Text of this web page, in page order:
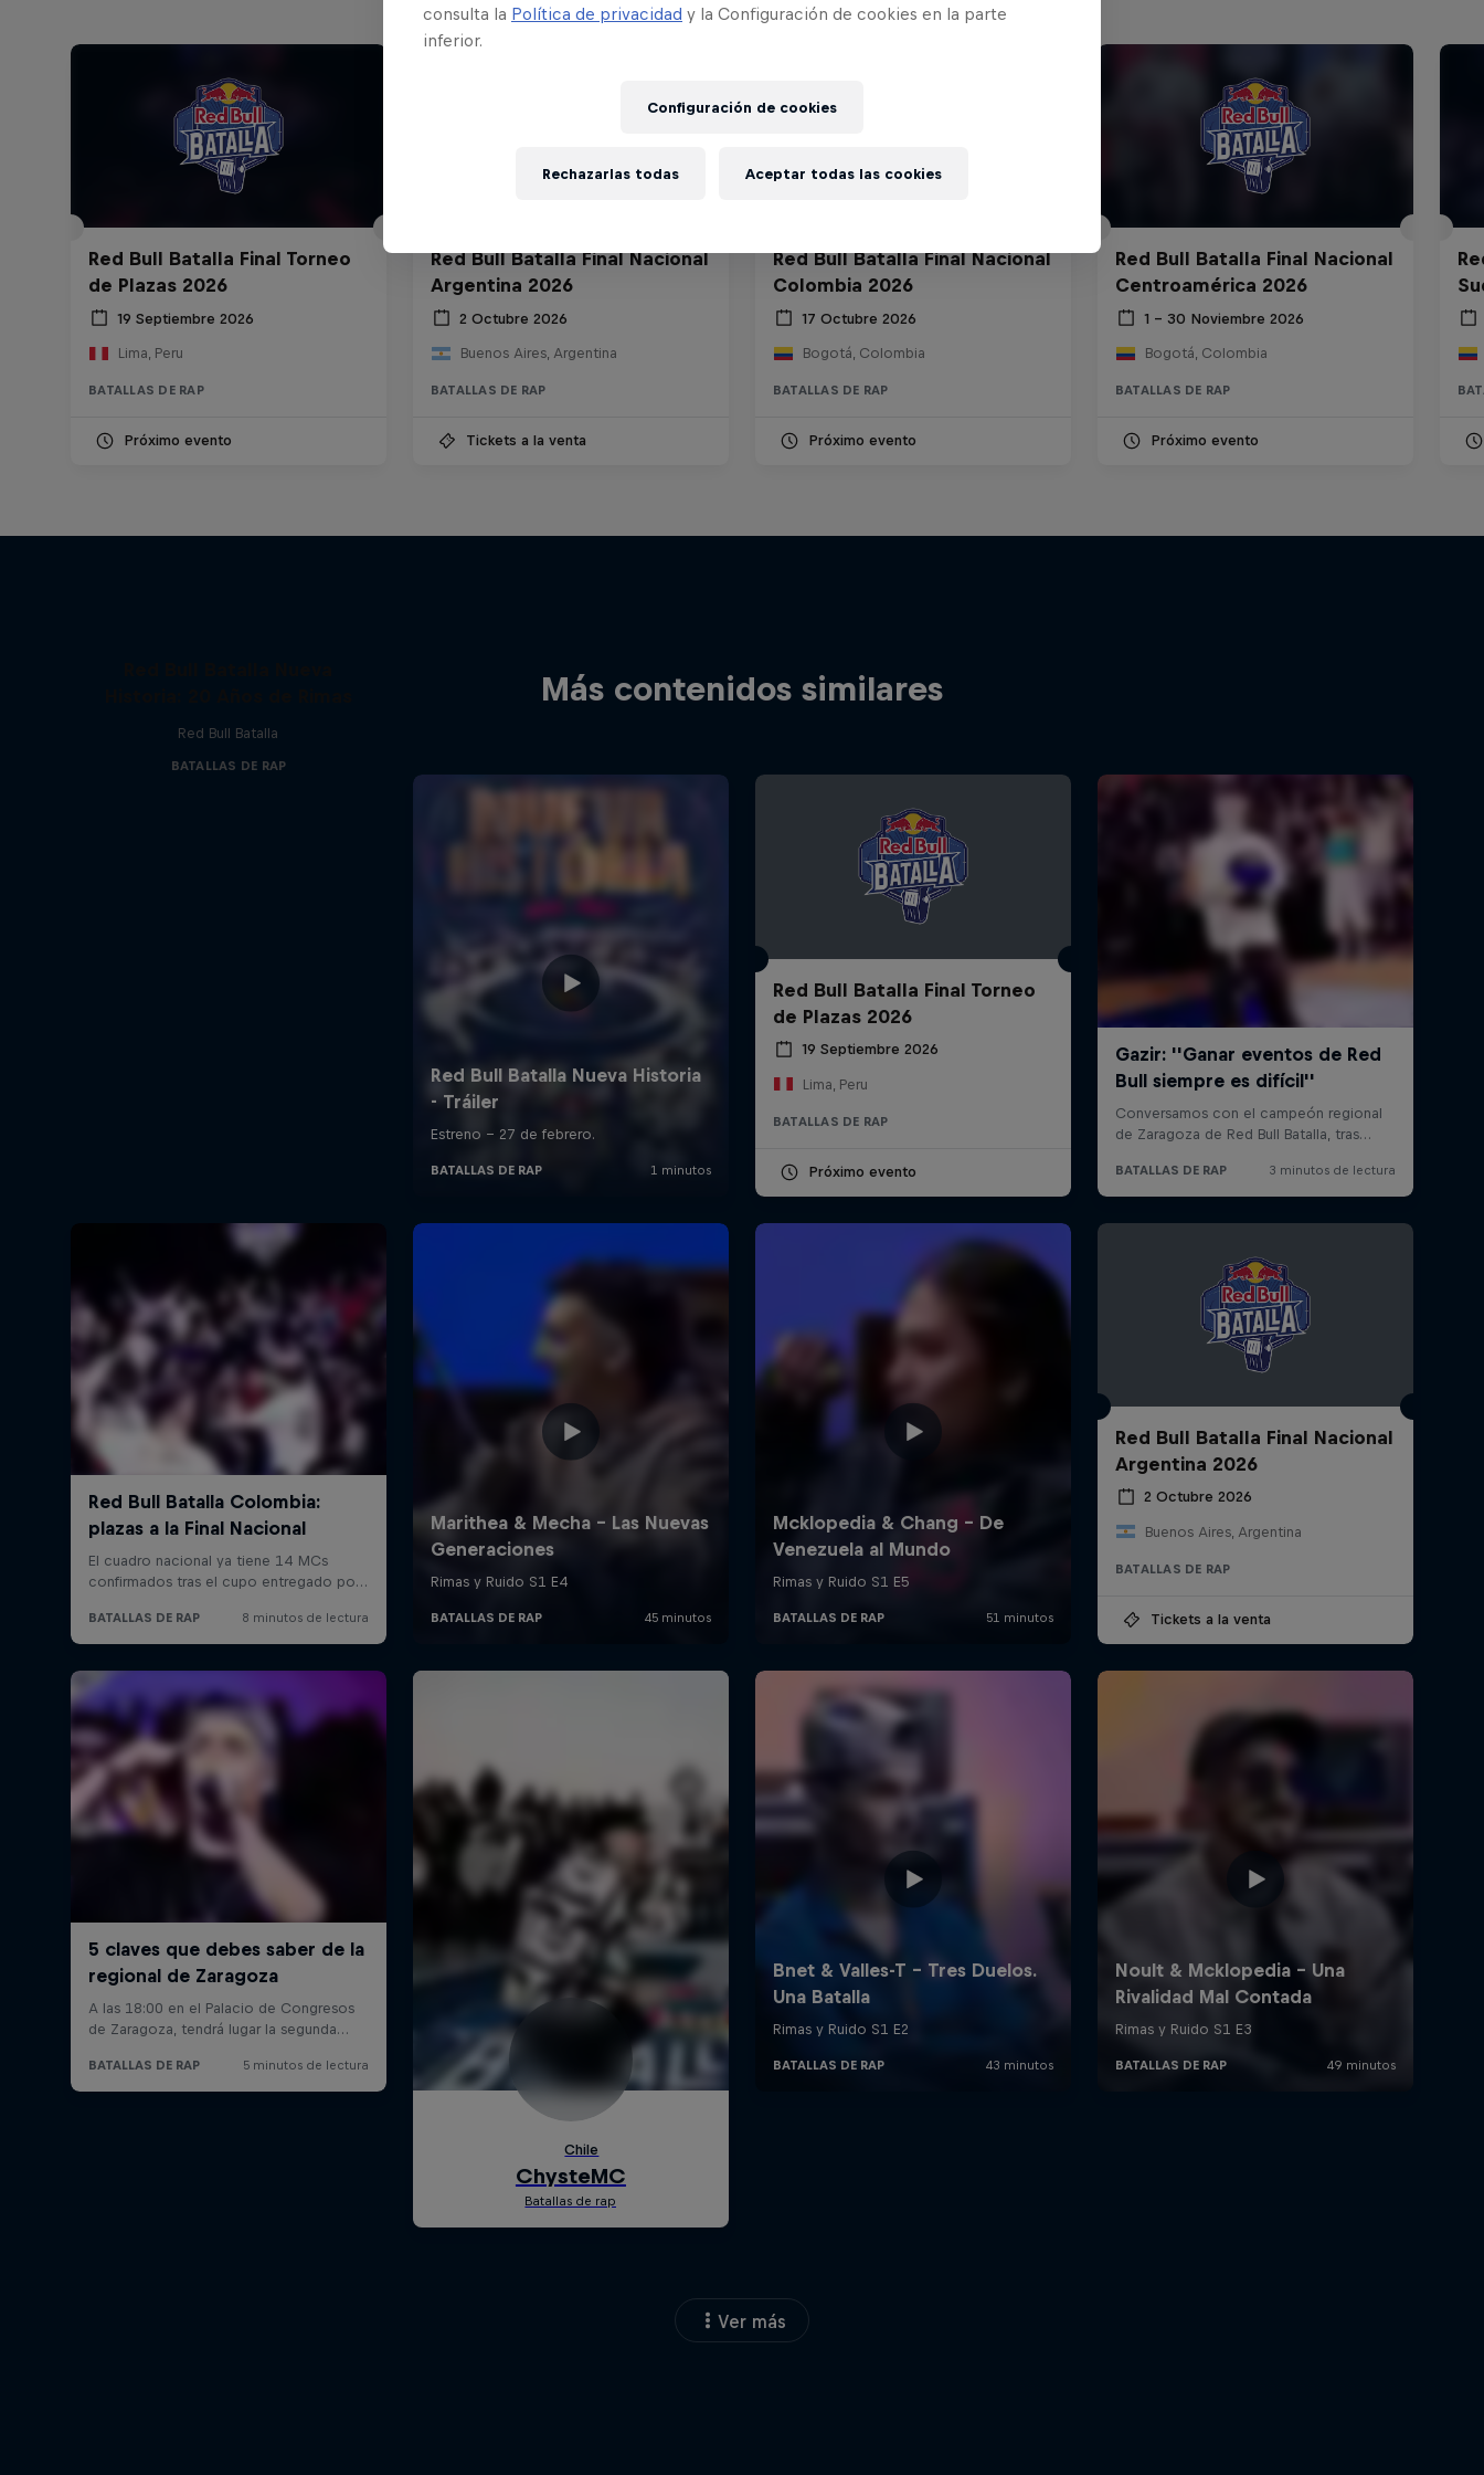
Red Bull Batalla Final Torneo
de Plazas 2026
19 Septiembre 2026
Lima, Peru
BATALLAS DE RAP
Próximo evento
Red Bull Batalla Final Nacional
Argentina 2026
2 Octubre 2026
Buenos Aires, Argentina
BATALLAS DE RAP
Tickets a la venta
Red Bull Batalla Final Nacional
Colombia 2026
17 Octubre 2026
Bogotá, Colombia
BATALLAS DE RAP
Próximo evento
Red Bull Batalla Final Nacional
Centroamérica 2026
1 – 30 Noviembre 2026
Bogotá, Colombia
BATALLAS DE RAP
Próximo evento
Más contenidos similares
Red Bull Batalla
BATALLAS DE RAP
Red Bull Batalla Final Torneo
de Plazas 2026
19 Septiembre 2026
Lima, Peru
BATALLAS DE RAP
Próximo evento
Red Bull Batalla Final Nacional
Argentina 2026
2 Octubre 2026
Buenos Aires, Argentina
BATALLAS DE RAP
Tickets a la venta
Ver más
consulta la Política de privacidad y la Configuración de cookies en la parte
inferior.
Configuración de cookies
Rechazarlas todas Aceptar todas las cookies